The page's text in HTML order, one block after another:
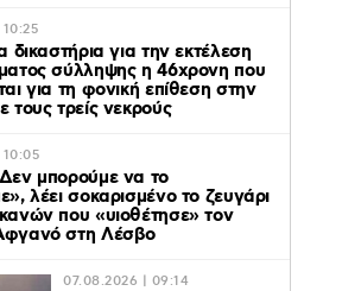
δικαστήρια για την εκτέλεση
σύλληψης η 46χρονη που
για τη φονική επίθεση στην
τους τρείς νεκρούς
μπορούμε να το
λέει σοκαρισμένο το ζευγάρι
που «υιοθέτησε» τον
στη Λέσβο
07.08.2026 | 09:14